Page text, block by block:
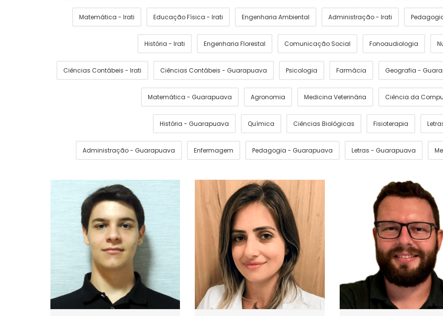
Matemática - Irati Educação Física - Irati Engenharia Ambiental Administração - Irati
História - Irati Engenharia Florestal Comunicação Social Fonoaudiologia
Ciências Contábeis - Irati Ciências Contábeis - Guarapuava Psicologia Farmácia Geografia -
Matemática - Guarapuava Agronomia Medicina Veterinária Ciência da
História - Guarapuava Química Ciências Biológicas Fisioterapia
Administração - Guarapuava Enfermagem Pedagogia - Guarapuava Letras - Guarapuava